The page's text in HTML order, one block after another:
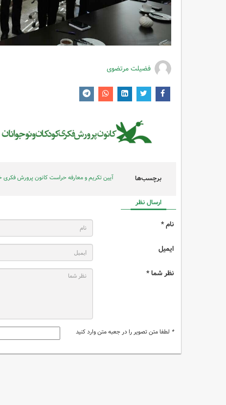
فضیلت مرتضوی
برچسب‌ها آیین تکریم و معارفه حراست کانون پرورش فکری
ارسال نظر
نام *
ایمیل
نظر شما *
* لطفا متن تصویر را در جعبه متن وارد کنید